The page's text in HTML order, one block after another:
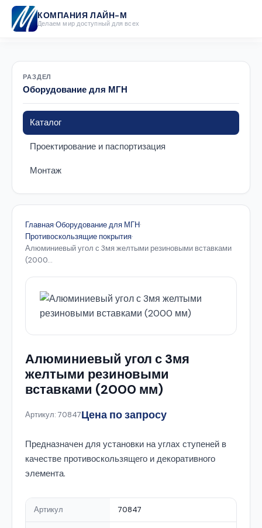
КОМПАНИЯ ЛАЙН-М
Делаем мир доступный для всех
РАЗДЕЛ
Оборудование для МГН
Каталог
Проектирование и паспортизация
Монтаж
Главная·Оборудование для МГН·
Противоскользящие покрытия·
Алюминиевый угол с 3мя желтыми резиновыми вставками
(2000...
Алюминиевый угол с 3мя
желтыми резиновыми
вставками (2000 мм)
Артикул: 70847Цена по запросу
Предназначен для установки на углах ступеней в
качестве противоскользящего и декоративного
элемента.
Артикул 70847